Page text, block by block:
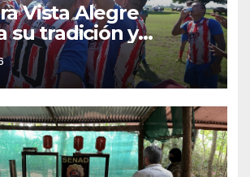
Vista Alegre
su tradición y
Día del Trabajador